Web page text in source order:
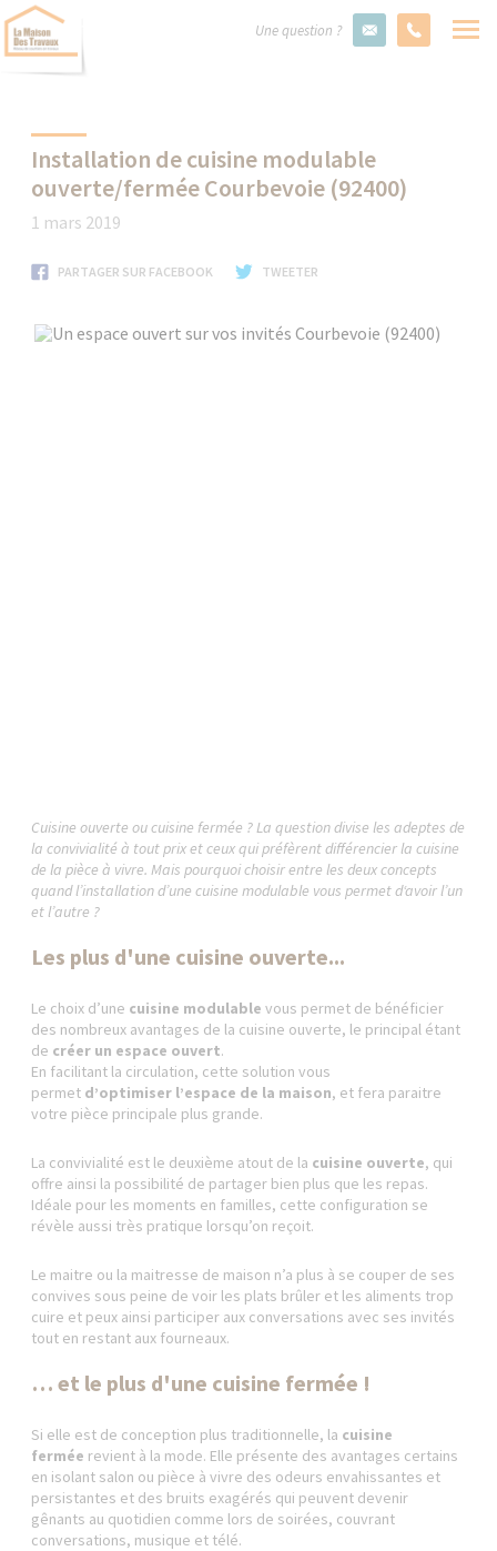
Une question ?
Installation de cuisine modulable
ouverte/fermée Courbevoie (92400)
1 mars 2019
PARTAGER SUR FACEBOOK TWEETER
Cuisine ouverte ou cuisine fermée ? La question divise les adeptes de
la convivialité à tout prix et ceux qui préfèrent différencier la cuisine
de la pièce à vivre. Mais pourquoi choisir entre les deux concepts
quand l’installation d’une cuisine modulable vous permet d‘avoir l’un
et l’autre ?
Les plus d'une cuisine ouverte...
Le choix d’une cuisine modulable vous permet de bénéficier
des nombreux avantages de la cuisine ouverte, le principal étant
de créer un espace ouvert.
En facilitant la circulation, cette solution vous
permet d’optimiser l’espace de la maison, et fera paraitre
votre pièce principale plus grande.
La convivialité est le deuxième atout de la cuisine ouverte, qui
offre ainsi la possibilité de partager bien plus que les repas.
Idéale pour les moments en familles, cette configuration se
révèle aussi très pratique lorsqu’on reçoit.
Le maitre ou la maitresse de maison n’a plus à se couper de ses
convives sous peine de voir les plats brûler et les aliments trop
cuire et peux ainsi participer aux conversations avec ses invités
tout en restant aux fourneaux.
… et le plus d'une cuisine fermée !
Si elle est de conception plus traditionnelle, la cuisine
fermée revient à la mode. Elle présente des avantages certains
en isolant salon ou pièce à vivre des odeurs envahissantes et
persistantes et des bruits exagérés qui peuvent devenir
gênants au quotidien comme lors de soirées, couvrant
conversations, musique et télé.